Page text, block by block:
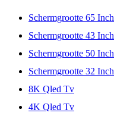
Schermgrootte 65 Inch
Schermgrootte 43 Inch
Schermgrootte 50 Inch
Schermgrootte 32 Inch
8K Qled Tv
4K Qled Tv